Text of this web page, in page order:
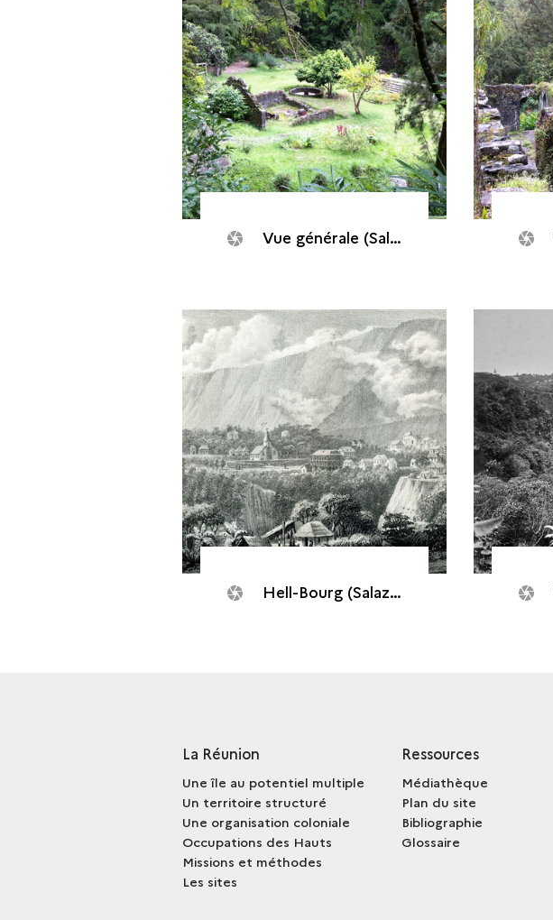
Vue générale (Salazie, Thermes de Hell-Bourg, 2013)
Hell-Bourg (Salazie)
La Réunion
Une île au potentiel multiple
Un territoire structuré
Une organisation coloniale
Occupations des Hauts
Missions et méthodes
Les sites
Ressources
Médiathèque
Plan du site
Bibliographie
Glossaire